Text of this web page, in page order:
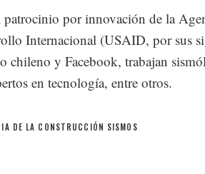
por innovación de la
Internacional (USAID, por sus
chileno y Facebook, trabajan
en tecnología, entre otros.
DE LA CONSTRUCCIÓN SISMOS